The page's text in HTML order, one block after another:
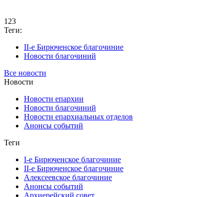
123
Теги:
II-е Бирюченское благочиние
Новости благочиний
Все новости
Новости
Новости епархии
Новости благочиний
Новости епархиальных отделов
Анонсы событий
Теги
I-е Бирюченское благочиние
II-е Бирюченское благочиние
Алексеевское благочиние
Анонсы событий
Архиерейский совет